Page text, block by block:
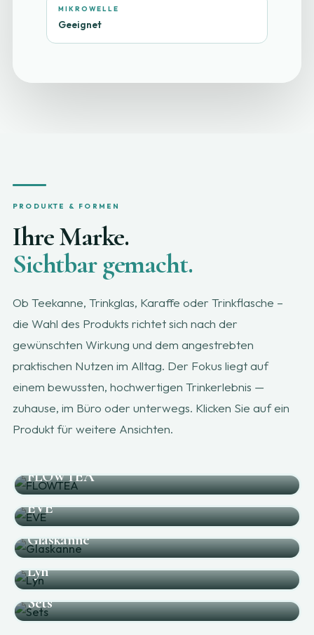
MIKROWELLE
Geeignet
PRODUKTE & FORMEN
Ihre Marke.
Sichtbar gemacht.
Ob Teekanne, Trinkglas, Karaffe oder Trinkflasche –
die Wahl des Produkts richtet sich nach der
gewünschten Wirkung und dem angestrebten
praktischen Nutzen im Alltag. Der Fokus liegt auf
einem bewussten, hochwertigen Trinkerlebnis —
zuhause, im Büro oder unterwegs. Klicken Sie auf ein
Produkt für weitere Ansichten.
FLOWTEA
EVE
Glaskanne
Lyn
Sets